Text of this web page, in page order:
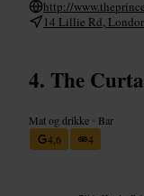
http://
14 Lillie Rd,
The
Mat og drikke • Bar
4,6
4